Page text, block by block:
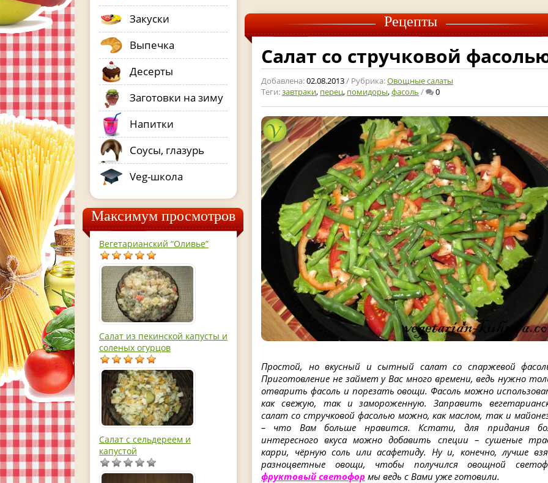
Закуски
Выпечка
Десерты
Заготовки на зиму
Напитки
Соусы, глазурь
Veg-школа
Максимум просмотров
Вегетарианский “Оливье”
Салат из пекинской капусты и
соленых огурцов
Салат с сельдереем и
капустой
Рецепты
Салат со стручковой
Добавлена:02.08.2013/ Рубрика:Овощные салаты
Теги:завтраки, перец, помидоры,фасоль / 0
Простой, но вкусный и сытный салат со спаржевой
Приготовление не займет у Вас много времени, ведь нужно
отварить фасоль и порезать овощи. Фасоль можно
как свежую, так и замороженную. Заправить
салат со стручковой фасолью можно, как маслом, так и
– что Вам больше нравится. Кстати, для придания
интересного вкуса можно добавить специи – сушеные
карри, чёрную соль или асафетиду. Ну и, конечно, лучше
разноцветные овощи, чтобы получился овощной
фруктовый светофор мы ведь с Вами уже готовили.